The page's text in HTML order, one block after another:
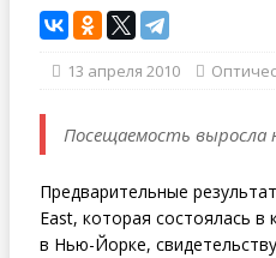
13 апреля 2010
Посещаемость выросла
Предварительные
East, которая состоялась
в Нью-Йорке,